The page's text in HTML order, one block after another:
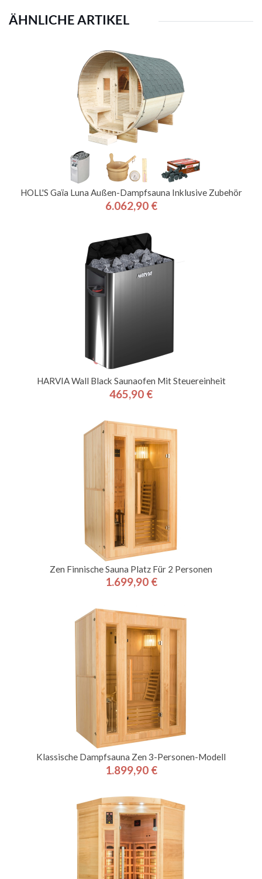
ÄHNLICHE ARTIKEL
HOLL'S Gaïa Luna Außen-Dampfsauna Inklusive Zubehör
Preis
6.062,90 €
HARVIA Wall Black Saunaofen Mit Steuereinheit
Preis
465,90 €
Zen Finnische Sauna Platz Für 2 Personen
Preis
1.699,90 €
Klassische Dampfsauna Zen 3-Personen-Modell
Preis
1.899,90 €